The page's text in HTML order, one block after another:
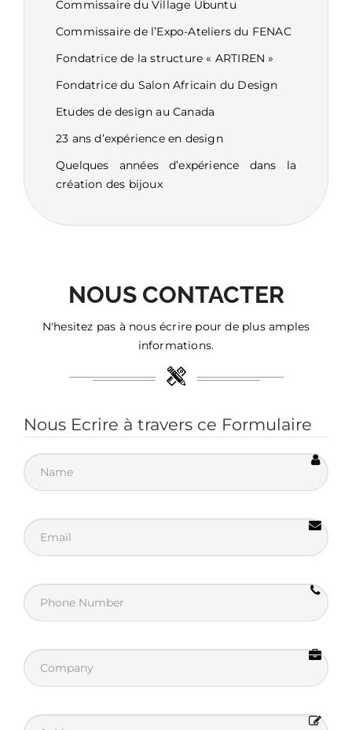
Commissaire du Village Ubuntu
Commissaire de l’Expo-Ateliers du FENAC
Fondatrice de la structure « ARTIREN »
Fondatrice du Salon Africain du Design
Etudes de design au Canada
23 ans d’expérience en design
Quelques années d’expérience dans la
création des bijoux
NOUS CONTACTER
N'hesitez pas à nous écrire pour de plus amples
informations.
Nous Ecrire à travers ce Formulaire